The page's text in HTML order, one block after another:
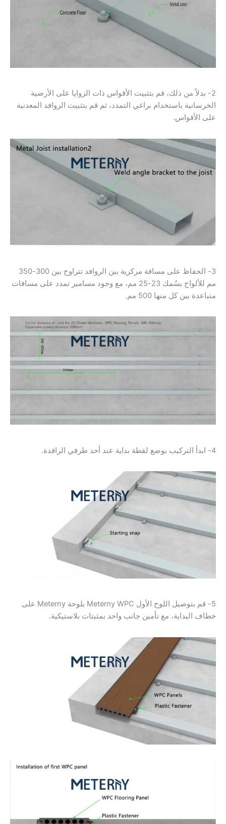
2- بدلاً من ذلك، قم بتثبيت الأقواس ذات الزوايا على الأرضية
الخرسانية باستخدام براغي التمدد، ثم قم بتثبيت الروافد المعدنية
على الأقواس.
3- الحفاظ على مسافة مركزية بين الروافد تتراوح بين 300-350
مم للألواح بسُمك 23-25 مم، مع وجود مسامير تمدد على مسافات
متباعدة بين كل منها 500 مم.
4- ابدأ التركيب بوضع لقطة بداية عند أحد طرفي الرافدة.
5- قم بتوصيل اللوح الأول Meterny WPC بلوحة Meterny على
خطاف البداية، مع تأمين جانب واحد بمثبتات بلاستيكية.